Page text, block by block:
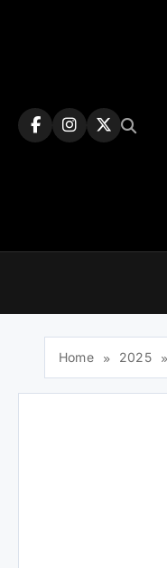
Home 2025